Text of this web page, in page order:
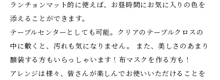
ランチョンマット的に使えば、お昼時間にお気に入りの色を
添えることができます。
テーブルセンターとしても可能。クリアのテーブルクロスの
中に敷くと、汚れも気になりません。 また、美しさのあまり
額装する方もいらっしゃいます！布マスクを作る方も！
アレンジは様々、皆さんが楽しんでお使いいただけることを